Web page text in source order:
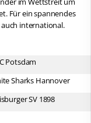
Für ein spannendes
auch international.
Potsdam
Sharks Hannover
SV 1898